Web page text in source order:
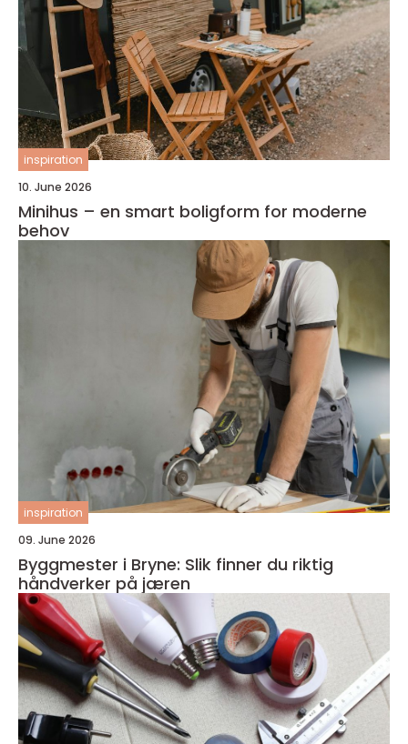
inspiration
10. June 2026
Minihus – en smart boligform for moderne
behov
inspiration
09. June 2026
Byggmester i Bryne: Slik finner du riktig
håndverker på jæren